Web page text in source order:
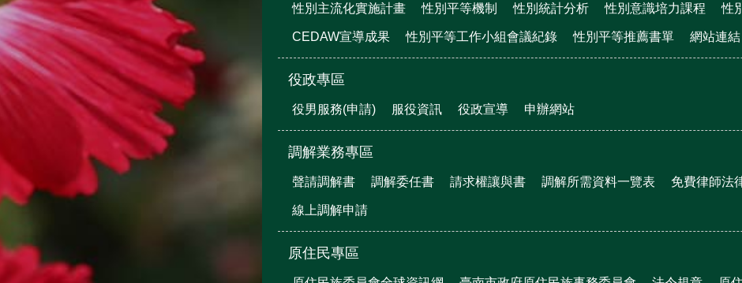
性別主流化實施計畫 性別平等機制 性別統計分析 性別意識培力課程 性
CEDAW宣導成果 性別平等工作小組會議紀錄 性別平等推薦書單 網站連結
役政專區
役男服務(申請) 服役資訊 役政宣導 申辦網站
調解業務專區
聲請調解書 調解委任書 請求權讓與書 調解所需資料一覽表 免費律師法
線上調解申請
原住民專區